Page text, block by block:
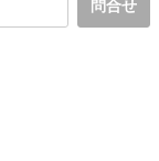
問合せ